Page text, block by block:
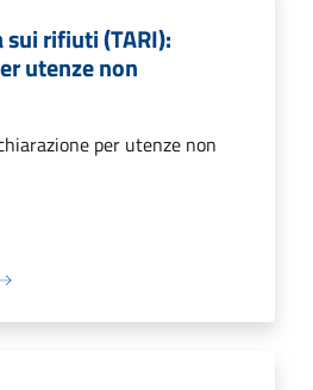
sui rifiuti (TARI):
utenze non
per utenze non